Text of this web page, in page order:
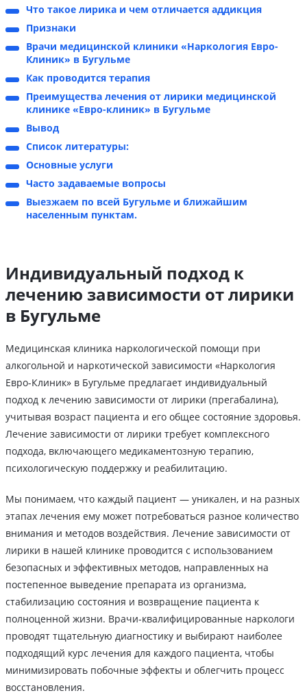
Что такое лирика и чем отличается аддикция
Признаки
Врачи медицинской клиники «Наркология Евро-
Клиник» в Бугульме
Как проводится терапия
Преимущества лечения от лирики медицинской
клинике «Евро-клиник» в Бугульме
Вывод
Список литературы:
Основные услуги
Часто задаваемые вопросы
Выезжаем по всей Бугульме и ближайшим
населенным пунктам.
Индивидуальный подход к
лечению зависимости от лирики
в Бугульме
Медицинская клиника наркологической помощи при
алкогольной и наркотической зависимости «Наркология
Евро-Клиник» в Бугульме предлагает индивидуальный
подход к лечению зависимости от лирики (прегабалина),
учитывая возраст пациента и его общее состояние здоровья.
Лечение зависимости от лирики требует комплексного
подхода, включающего медикаментозную терапию,
психологическую поддержку и реабилитацию.
Мы понимаем, что каждый пациент — уникален, и на разных
этапах лечения ему может потребоваться разное количество
внимания и методов воздействия. Лечение зависимости от
лирики в нашей клинике проводится с использованием
безопасных и эффективных методов, направленных на
постепенное выведение препарата из организма,
стабилизацию состояния и возвращение пациента к
полноценной жизни. Врачи-квалифицированные наркологи
проводят тщательную диагностику и выбирают наиболее
подходящий курс лечения для каждого пациента, чтобы
минимизировать побочные эффекты и облегчить процесс
восстановления.